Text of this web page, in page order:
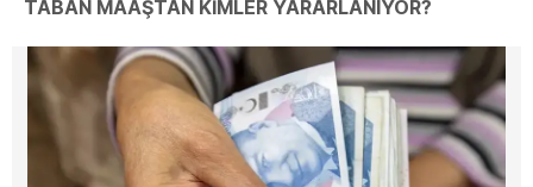
TABAN MAAŞTAN KİMLER YARARLANIYOR?